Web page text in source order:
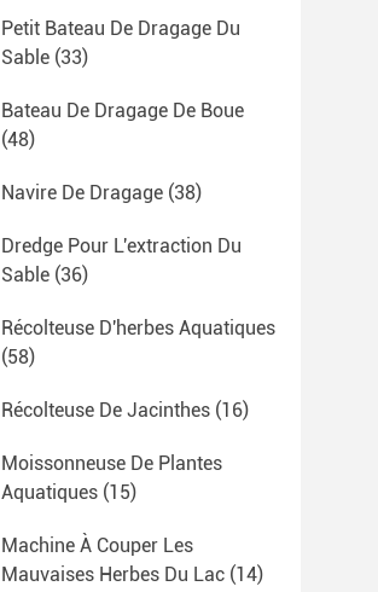
Petit Bateau De Dragage Du
Sable (33)
Bateau De Dragage De Boue
(48)
Navire De Dragage (38)
Dredge Pour L'extraction Du
Sable (36)
Récolteuse D'herbes Aquatiques
(58)
Récolteuse De Jacinthes (16)
Moissonneuse De Plantes
Aquatiques (15)
Machine À Couper Les
Mauvaises Herbes Du Lac (14)